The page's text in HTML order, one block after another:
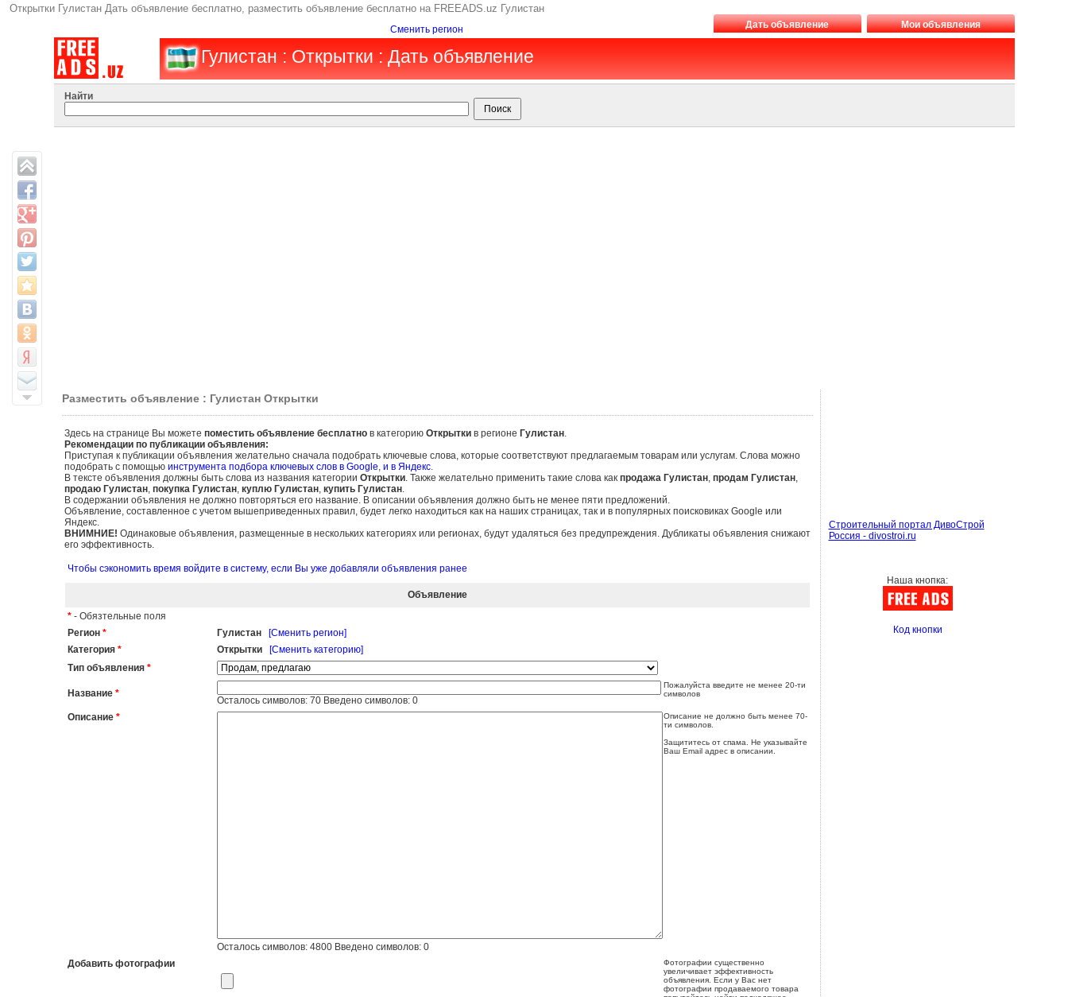
Открытки Гулистан Дать объявление бесплатно, разместить объявление бесплатно на FREEADS.uz Гулистан
Сменить регион Дать объявление Мои объявления
Гулистан : Открытки : Дать объявление
Найти
Разместить объявление : Гулистан Открытки
Здесь на странице Вы можете поместить объявление бесплатнов категорию Открыткив регионе Гулистан.
Рекомендации по публикации объявления:
Приступая к публикации объявления желательно сначала подобрать ключевые слова, которые соответствуют предлагаемым товарам или услугам. Слова можно
подобрать с помощью инструмента подбора ключевых слов в Google, и в Яндекс.
В тексте объявления должны быть слова из названия категории Открытки. Также желательно применить такие слова как продажа Гулистан, продам Гулистан,
продаю Гулистан, покупка Гулистан, куплю Гулистан, купить Гулистан.
В содержании объявления не должно повторяться его название. В описании объявления должно быть не менее пяти предложений.
Объявление, составленное с учетом вышеприведенных правил, будет легко находиться как на наших страницах, так и в популярных поисковиках Google или
Яндекс.
ВНИМНИЕ! Одинаковые объявления, размещенные в нескольких категориях или регионах, будут удаляться без предупреждения. Дубликаты объявления снижают
его эффективность.
Чтобы сэкономить время войдите в систему, если Вы уже добавляли объявления ранее
Объявление
*- Обязтельные поля
Регион * Гулистан
[Сменить регион]
Категория * Открытки
[Сменить категорию]
Тип объявления *
Название *
Осталось символов: 70Введено символов: 0
Пожалуйста введите не менее 20-ти
символов
Описание *
Осталось символов: 4800Введено символов: 0
Описание не должно быть менее 70-
ти символов.
Защититесь от спама. Не указывайте
Ваш Email адрес в описании.
Добавить фотографии
Фотографии существенно
увеличивает эффективность
объявления. Если у Вас нет
фотографии продаваемого товара
Строительный портал ДивоСтрой
Россия - divostroi.ru
Наша кнопка:
Код кнопки